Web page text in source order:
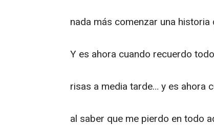
nada más comenzar una
Y es ahora cuando recuerdo
risas a media tarde… y es ahora
al saber que me pierdo en todo